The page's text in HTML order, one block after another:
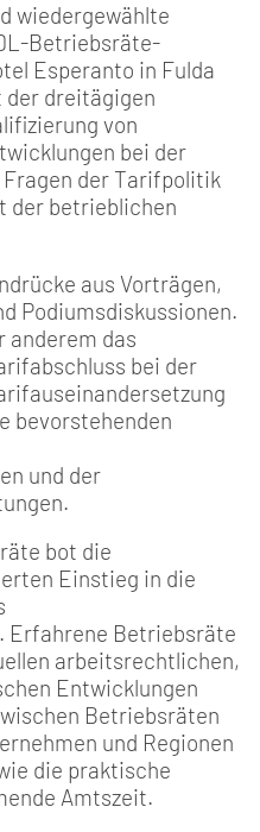
wiedergewählte
Betriebsräte-
Esperanto in Fulda
der dreitägigen
von
bei der
der Tarifpolitik
der betrieblichen
aus Vorträgen,
Podiumsdiskussionen.
anderem das
bei der
bevorstehenden
und der
bot die
Einstieg in die
Erfahrene Betriebsräte
arbeitsrechtlichen,
Entwicklungen
Betriebsräten
und Regionen
die praktische
Amtszeit.